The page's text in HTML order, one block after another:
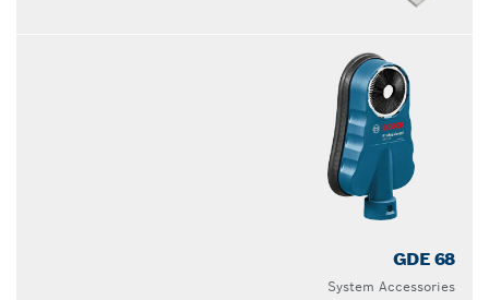
GDE 68
System Accessories